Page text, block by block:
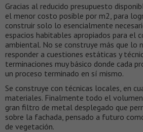
Gracias al reducido presupuesto
el menor costo posible por m2, para
construir solo lo esencialmente
espacios habitables apropiados para el
ambiental. No se construye más que lo
responder a cuestiones estáticas y
terminaciones muy básico donde cada
un proceso terminado en sí mismo.
Se construye con técnicas locales, en
materiales. Finalmente todo el volumen
gran filtro de metal desplegado que
sobre la fachada, pensado a futuro
de vegetación.